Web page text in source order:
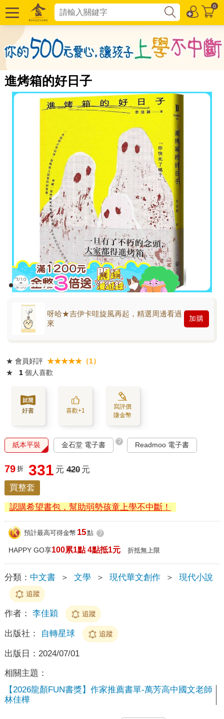
0
進烤箱的好日子
呀哈★吉伊卡哇旋風再起，精選周邊看過
來
加購
★ 會員好評 ★★★★★（1）
★
1 個人喜歡
好書 喜歡+1
寫評價
賺金幣
紙本平裝 金石堂 電子書 ? Readmoo 電子書
79 折 331 元 420 元
買整套
認購希望書包，幫助弱勢孩童上學不中斷！
預計最高可得金幣 15點 ?
HAPPY GO享100累1點 4點抵1元 折抵無上限
分類： 中文書 ＞ 文學 ＞ 現代華文創作 ＞ 現代小說
追蹤
作者： 李佳穎 追蹤
出版社： 自轉星球 追蹤
出版日： 2024/07/01
相關主題：
【2026龍顏FUN書獎】作家推薦書單-萬芳高中國文老師
林佳樺